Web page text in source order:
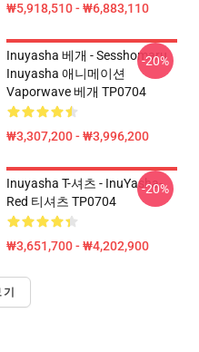
₩5,918,510 - ₩6,883,110
Inuyasha 베개 - Sesshomaru
Inuyasha 애니메이션
Vaporwave 베개 TP0704
₩3,307,200 - ₩3,996,200
-20%
Inuyasha T-셔츠 - InuYasha-
Red 티셔츠 TP0704
₩3,651,700 - ₩4,202,900
-20%